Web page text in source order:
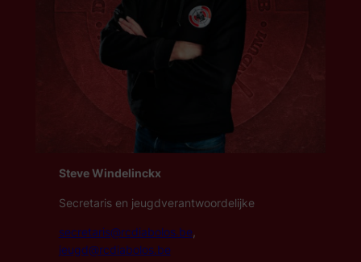
Steve Windelinckx
Secretaris en jeugdverantwoordelijke
secretaris@rcdiabolos.be,
jeugd@rcdiabolos.be